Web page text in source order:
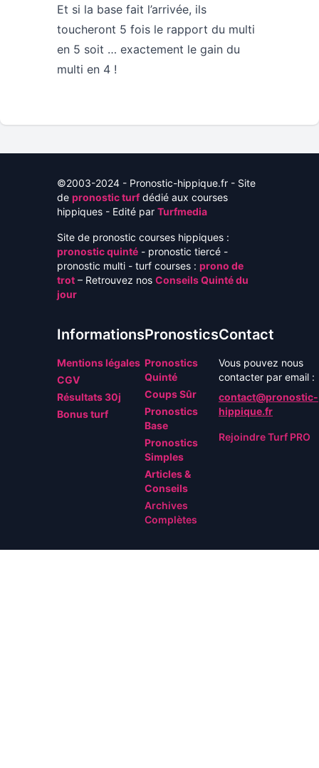
Et si la base fait l’arrivée, ils
toucheront 5 fois le rapport du multi
en 5 soit … exactement le gain du
multi en 4 !
©2003-2024 - Pronostic-hippique.fr - Site
de pronostic turfdédié aux courses
hippiques - Edité par Turfmedia
Site de pronostic courses hippiques :
pronostic quinté - pronostic tiercé -
pronostic multi - turf courses : prono de
trot – Retrouvez nos Conseils Quinté du
jour
Informations
Mentions légales
CGV
Résultats 30j
Bonus turf
Pronostics
Pronostics
Quinté
Coups Sûr
Pronostics
Base
Pronostics
Simples
Articles &
Conseils
Archives
Complètes
Contact
Vous pouvez nous
contacter par email :
contact@pronostic-
hippique.fr
Rejoindre Turf PRO